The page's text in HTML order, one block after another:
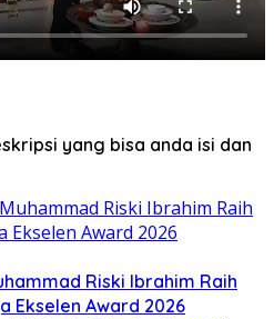
yang bisa anda isi dan
Riski Ibrahim Raih
Ekselen Award 2026